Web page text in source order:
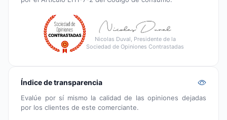
Nicolas Duval, Presidente de la
Sociedad de Opiniones Contrastadas
Índice de transparencia
Evalúe por sí mismo la calidad de las opiniones dejadas
por los clientes de este comerciante.